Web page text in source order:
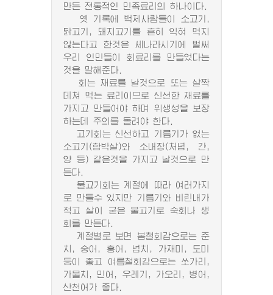
만든 전통적인 민족료리의 하나이다.
옛 기록에 백제사람들이 소고기,
닭고기, 돼지고기를 흔히 익혀 먹지
않는다고 한것은 세나라시기에 벌써
우리 인민들이 회료리를 만들었다는
것을 말해준다.
회는 재료를 날것으로 또는 살짝
데쳐 먹는 료리이므로 신선한 재료를
가지고 만들어야 하며 위생성을 보장
하는데 주의를 돌려야 한다.
고기회는 신선하고 기름기가 없는
소고기(함박살)와 소내장(처녑, 간,
양 등) 같은것을 가지고 날것으로 만
든다.
물고기회는 계절에 따라 여러가지
로 만들수 있지만 기름기와 비린내가
적고 살이 굳은 물고기로 숙회나 생
회를 만든다.
계절별로 보면 봄철회감으로는 준
치, 숭어, 홍어, 넙치, 가재미, 도미
등이 좋고 여름철회감으로는 쏘가리,
가물치, 민어, 우레기, 가오리, 병어,
산천어가 좋다.